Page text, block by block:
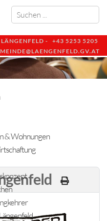
- +43 5253 5205
& Wohnungen